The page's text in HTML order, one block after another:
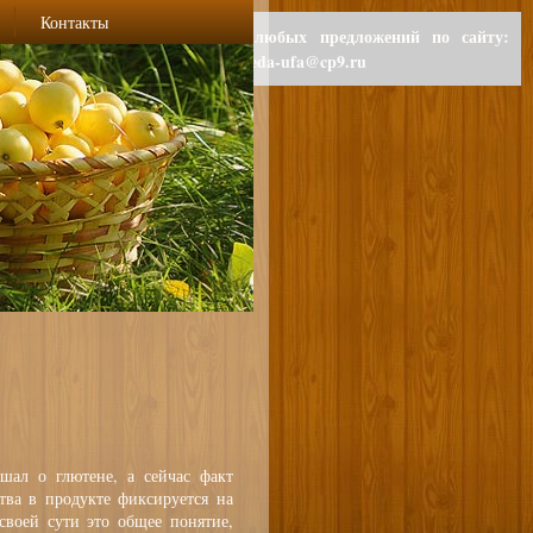
Контакты
о глютене, а сейчас факт
в продукте фиксируется на
сути это общее понятие,
Для любых предложений по сайту:
polzaeda-ufa@cp9.ru